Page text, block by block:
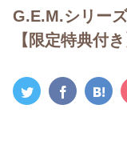
G.E.M.シリー
【限定特典付き